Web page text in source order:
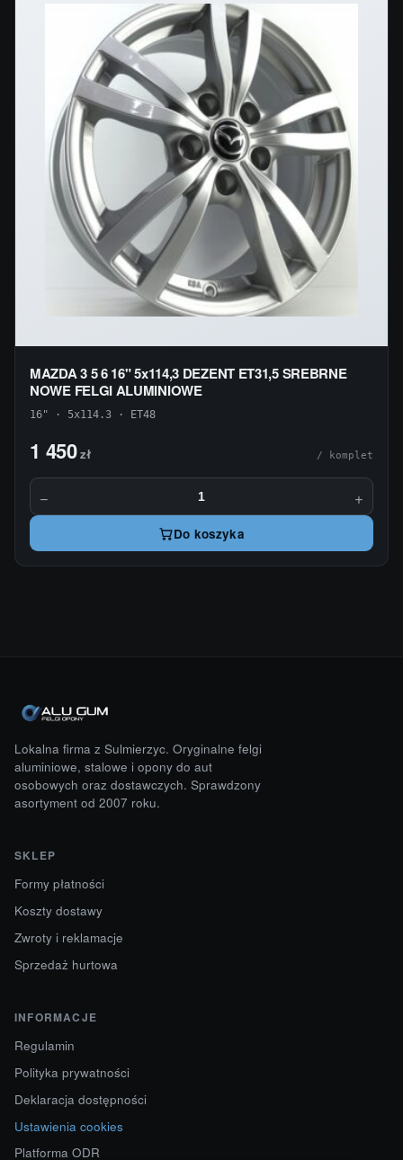
MAZDA 3 5 6 16" 5x114,3 DEZENT ET31,5 SREBRNE
NOWE FELGI ALUMINIOWE
16" · 5x114.3 · ET48
1 450zł / komplet
− +
Do koszyka
Lokalna firma z Sulmierzyc. Oryginalne felgi
aluminiowe, stalowe i opony do aut
osobowych oraz dostawczych. Sprawdzony
asortyment od 2007 roku.
SKLEP
Formy płatności
Koszty dostawy
Zwroty i reklamacje
Sprzedaż hurtowa
INFORMACJE
Regulamin
Polityka prywatności
Deklaracja dostępności
Ustawienia cookies
Platforma ODR